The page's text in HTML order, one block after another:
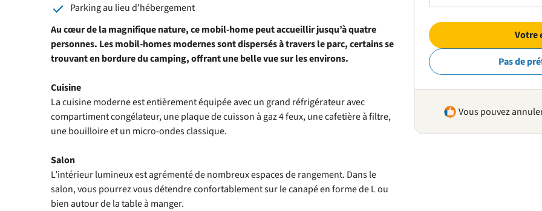
Parking au lieu d'hébergement
Au cœur de la magnifique nature, ce mobil-home peut accueillir jusqu’à quatre
personnes. Les mobil-homes modernes sont dispersés à travers le parc, certains se
trouvant en bordure du camping, offrant une belle vue sur les environs.
Cuisine
La cuisine moderne est entièrement équipée avec un grand réfrigérateur avec
compartiment congélateur, une plaque de cuisson à gaz 4 feux, une cafetière à filtre,
une bouilloire et un micro-ondes classique.
Salon
L’intérieur lumineux est agrémenté de nombreux espaces de rangement. Dans le
salon, vous pourrez vous détendre confortablement sur le canapé en forme de L ou
bien autour de la table à manger.
Votre
Pas de
Vous pouvez